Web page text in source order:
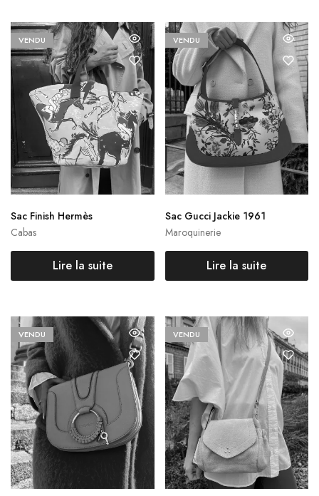
VENDU
Cabas
Sac Finish Hermès
Lire la suite
VENDU
Maroquinerie
Sac Gucci Jackie 1961
Lire la suite
VENDU VENDU